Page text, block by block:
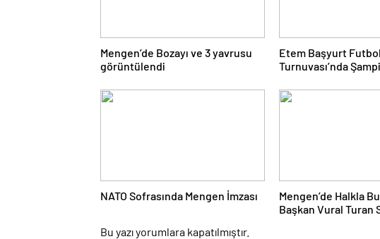
Mengen’de Bozayı ve 3 yavrusu
görüntülendi
Etem Başyurt Futbol
Turnuvası’nda
NATO Sofrasında Mengen İmzası
Mengen’de Halkla
Başkan Vural Turan
Bu yazı yorumlara kapatılmıştır.